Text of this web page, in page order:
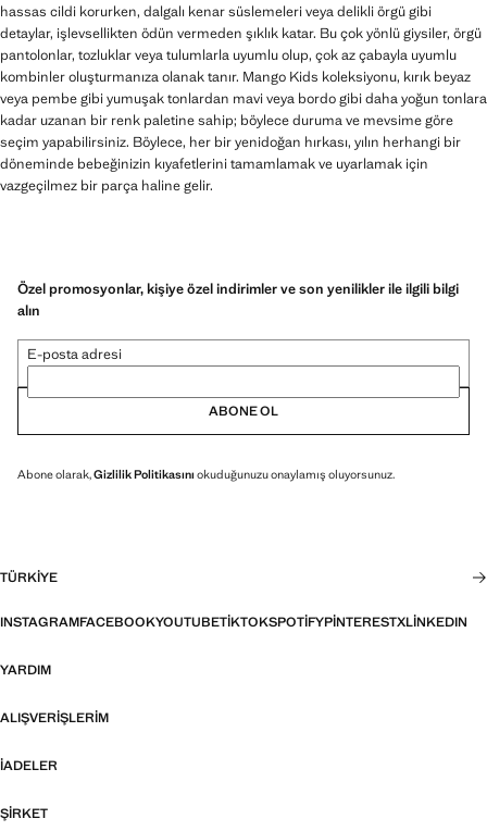
hassas cildi korurken, dalgalı kenar süslemeleri veya delikli örgü gibi
detaylar, işlevsellikten ödün vermeden şıklık katar. Bu çok yönlü giysiler, örgü
pantolonlar, tozluklar veya tulumlarla uyumlu olup, çok az çabayla uyumlu
kombinler oluşturmanıza olanak tanır. Mango Kids koleksiyonu, kırık beyaz
veya pembe gibi yumuşak tonlardan mavi veya bordo gibi daha yoğun tonlara
kadar uzanan bir renk paletine sahip; böylece duruma ve mevsime göre
seçim yapabilirsiniz. Böylece, her bir yenidoğan hırkası, yılın herhangi bir
döneminde bebeğinizin kıyafetlerini tamamlamak ve uyarlamak için
vazgeçilmez bir parça haline gelir.
Özel promosyonlar, kişiye özel indirimler ve son yenilikler ile ilgili bilgi
alın
E-posta adresi
ABONE OL
Abone olarak,Gizlilik Politikasını okuduğunuzu onaylamış oluyorsunuz.
TÜRKIYE
INSTAGRAMFACEBOOKYOUTUBETIKTOKSPOTIFYPINTERESTXLINKEDIN
YARDIM
ALIŞVERIŞLERIM
İADELER
ŞIRKET